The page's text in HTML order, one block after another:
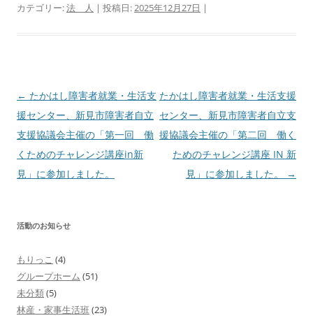
カテゴリー:法 人 | 投稿日:2025年12月27日 |
投
稿
ナ
ビ
ゲ
ョ
← たかはし障害者就業・生活支
援センター、新見市障害者自立
支援協議会主催の「第一回 働
くためのチャレンジ講座in新
見」に参加しました。
たかはし障害者就業・生活支援
センター、新見市障害者自立支
援協議会主催の「第二回 働く
ためのチャレンジ講座 IN 新
見」に参加しました。
→
活動のお知らせ
もりっこ (4)
グループホーム (51)
未分類(5)
林産・家事生活班(23)